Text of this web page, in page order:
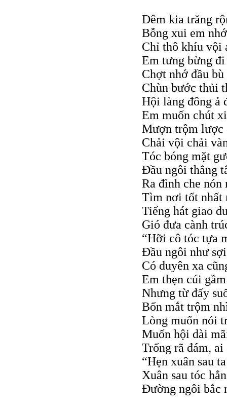
Đêm kia trăng
Bỗng xui em
Chỉ thô khíu vội
Em tưng bừng
Chợt nhớ đầu
Chùn bước thủi
Hội làng đông ả
Em muốn chút
Mượn trộm lược
Chải vội chải
Tóc bóng mặt
Đầu ngôi thẳng
Ra đình che nón
Tìm nơi tốt nhất
Tiếng hát giao
Gió đưa cành
“Hỡi cô tóc tựa
Đầu ngôi như
Có duyên xa
Em thẹn cúi
Nhưng từ đấy
Bốn mắt trộm
Lòng muốn nói
Muốn hội dài
Trống rã đám,
“Hẹn xuân sau
Xuân sau tóc
Đường ngôi bắc